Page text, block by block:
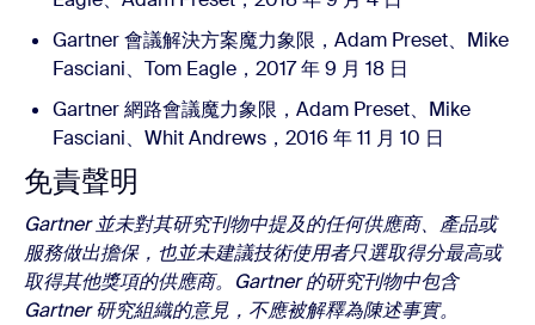
Gartner 會議解決方案魔力象限，Adam Preset、Mike
Fasciani、Tom Eagle，2017 年 9 月 18 日
Gartner 網路會議魔力象限，Adam Preset、Mike
Fasciani、Whit Andrews，2016 年 11 月 10 日
免責聲明
Gartner 並未對其研究刊物中提及的任何供應商、產品或
服務做出擔保，也並未建議技術使用者只選取得分最高或
取得其他獎項的供應商。Gartner 的研究刊物中包含
Gartner 研究組織的意見，不應被解釋為陳述事實。